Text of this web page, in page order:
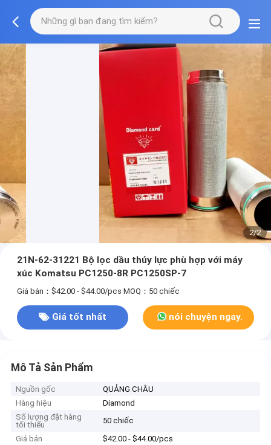
1/2
21N-62-31221 Bộ lọc dầu thủy lực phù hợp với máy
xúc Komatsu PC1250-8R PC1250SP-7
Giá bán：$42.00 - $44.00/pcs MOQ：50 chiếc
Giá tốt nhất nói chuyện ngay.
Mô Tả Sản Phẩm
Nguồn gốc
QUẢNG CHÂU
Hàng hiệu
Diamond
Số lượng đặt hàng
tối thiểu
50 chiếc
Giá bán
$42.00 - $44.00/pcs